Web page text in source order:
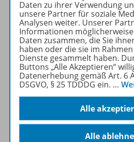
Informationen
Beschreibung
Daten zu ihrer Verwendung
unsere Partner für soziale
Analysen weiter. Unserer
Informationen
Daten zusammen, die Sie
haben oder die sie im
Dienste gesammelt haben.
Buttons „Alle Akzeptieren“
Datenerhebung gemäß Art. 6
DSGVO, § 25 TDDDG ein. …
Alle
Alle